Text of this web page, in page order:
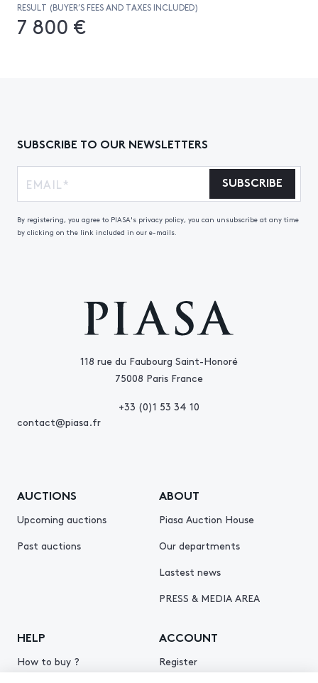
RESULT (BUYER’S FEES AND TAXES INCLUDED)
7 800 €
118 rue du Faubourg Saint-Honoré
75008 Paris France
+33 (0)1 53 34 10
contact@piasa.fr
AUCTIONS
Upcoming auctions
Past auctions
ABOUT
Piasa Auction House
Our departments
Lastest news
PRESS & MEDIA AREA
HELP
How to buy ?
ACCOUNT
Register
SUBSCRIBE TO OUR NEWSLETTERS
SUBSCRIBE
By registering, you agree to PIASA's privacy policy, you can unsubscribe at any time
by clicking on the link included in our e-mails.